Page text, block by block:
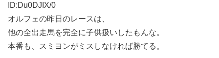
ID:Du0DJIX/0
オルフェの昨日のレースは、
他の全出走馬を完全に子供扱いしたもんな。
本番も、スミヨンがミスしなければ勝てる。